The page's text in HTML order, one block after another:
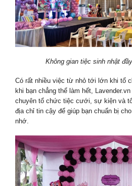
Không gian tiệc sinh nhật
Có rất nhiều việc từ nhỏ tới lớn khi tổ
khi bạn chẳng thể làm hết,
chuyên tổ chức tiệc cưới, sự kiện và
địa chỉ tin cậy để giúp bạn chuẩn bị
nhớ.